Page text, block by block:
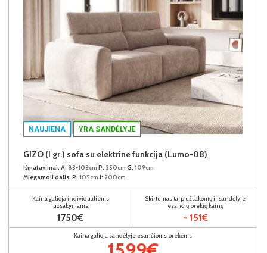
NAUJIENA YRA SANDĖLYJE
GIZO (I gr.) sofa su elektrine funkcija (Lumo-08)
Išmatavimai: A: 83-103cm P: 250cm G: 109cm
Miegamoji dalis: P: 105cm I: 200cm
Kaina galioja individualiems
užsakymams
1750€
Skirtumas tarp užsakomų ir sandėlyje
esančių prekių kainų
- 151€
Kaina galioja sandėlyje esančioms prekėms